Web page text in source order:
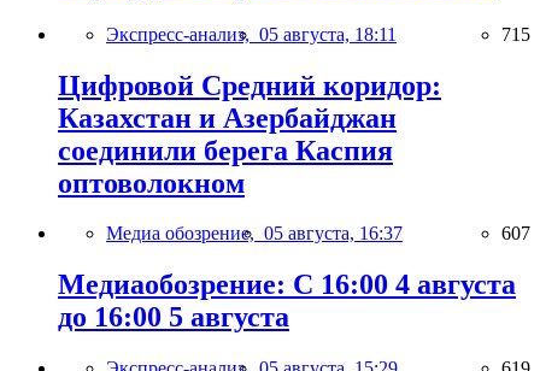
Экспресс-анализ, 05 августа, 18:11 715
Цифровой Средний коридор:
Казахстан и Азербайджан
соединили берега Каспия
оптоволокном
Медиа обозрение, 05 августа, 16:37 607
Медиаобозрение: С 16:00 4 августа
до 16:00 5 августа